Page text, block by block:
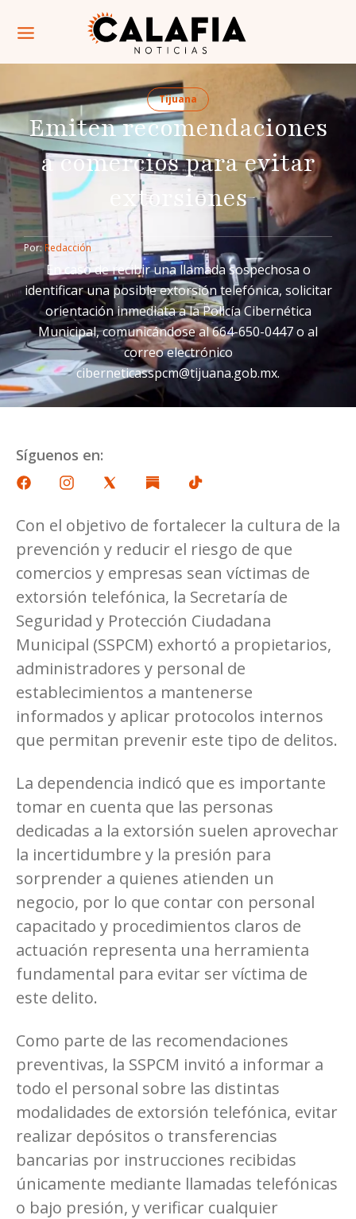
Tijuana
Emiten recomendaciones
a comercios para evitar
extorsiones
Por: Redacción
En caso de recibir una llamada sospechosa o
identificar una posible extorsión telefónica, solicitar
orientación inmediata a la Policía Cibernética
Municipal, comunicándose al 664-650-0447 o al
correo electrónico
ciberneticasspcm@tijuana.gob.mx.
Síguenos en:
Con el objetivo de fortalecer la cultura de la
prevención y reducir el riesgo de que
comercios y empresas sean víctimas de
extorsión telefónica, la Secretaría de
Seguridad y Protección Ciudadana
Municipal (SSPCM) exhortó a propietarios,
administradores y personal de
establecimientos a mantenerse
informados y aplicar protocolos internos
que permitan prevenir este tipo de delitos.
La dependencia indicó que es importante
tomar en cuenta que las personas
dedicadas a la extorsión suelen aprovechar
la incertidumbre y la presión para
sorprender a quienes atienden un
negocio, por lo que contar con personal
capacitado y procedimientos claros de
actuación representa una herramienta
fundamental para evitar ser víctima de
este delito.
Como parte de las recomendaciones
preventivas, la SSPCM invitó a informar a
todo el personal sobre las distintas
modalidades de extorsión telefónica, evitar
realizar depósitos o transferencias
bancarias por instrucciones recibidas
únicamente mediante llamadas telefónicas
o bajo presión, y verificar cualquier